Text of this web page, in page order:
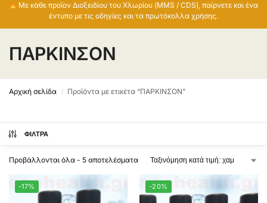
Με κάθε προϊον Διοξειδίου του Χλωρίου (MMS / CDS), παίρνετε και ένα
έντυπο με τις οδηγίες και τα πρωτόκολλα χρήσης.
ΠΑΡΚΙΝΣΟΝ
Αρχική σελίδα / Προϊόντα με ετικέτα “ΠΑΡΚΙΝΣΟΝ”
ΦΊΛΤΡΑ
Προβάλλονται όλα - 5 αποτελέσματα
-17% -20%